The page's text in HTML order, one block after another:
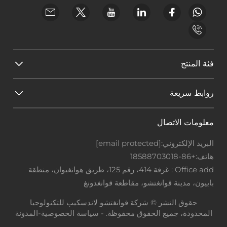
فئة المنتج
روابط سريعة
معلومات الاتصال
البريد الإلكتروني:[email protected]
هاتف:+86-18588703018
Office add : غرفة 414، رقم 125، طريق هوانغيوان، منطقة
باييون، مدينة قوانغتشو، مقاطعة قوانغدونغ
حقوق النشر © شركة قوانغتشو لاندسكيب للتكنولوجيا
المحدودة، جميع الحقوق محفوظة. - سياسة الخصوصية-المدونة